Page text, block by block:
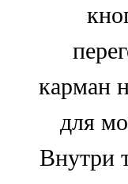
карман
для
Внутри